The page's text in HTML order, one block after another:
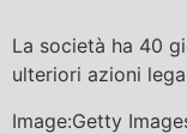
La società ha 40
ulteriori azioni
Image:Getty